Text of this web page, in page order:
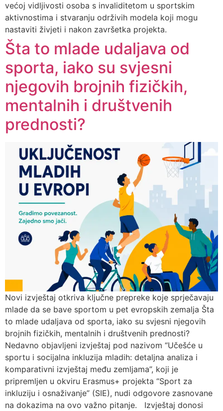
većoj vidljivosti osoba s invaliditetom u sportskim
aktivnostima i stvaranju održivih modela koji mogu
nastaviti živjeti i nakon završetka projekta.
Šta to mlade udaljava od
sporta, iako su svjesni
njegovih brojnih fizičkih,
mentalnih i društvenih
prednosti?
Novi izvještaj otkriva ključne prepreke koje sprječavaju
mlade da se bave sportom u pet evropskih zemalja Šta
to mlade udaljava od sporta, iako su svjesni njegovih
brojnih fizičkih, mentalnih i društvenih prednosti?
Nedavno objavljeni izvještaj pod nazivom “Učešće u
sportu i socijalna inkluzija mladih: detaljna analiza i
komparativni izvještaj među zemljama”, koji je
pripremljen u okviru Erasmus+ projekta “Sport za
inkluziju i osnaživanje” (SIE), nudi odgovore zasnovane
na dokazima na ovo važno pitanje. Izvještaj donosi